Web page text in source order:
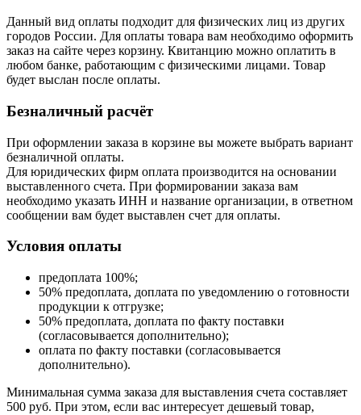
Данный вид оплаты подходит для физических лиц из других
городов России. Для оплаты товара вам необходимо оформить
заказ на сайте через корзину. Квитанцию можно оплатить в
любом банке, работающим с физическими лицами. Товар
будет выслан после оплаты.
Безналичный расчёт
При оформлении заказа в корзине вы можете выбрать вариант
безналичной оплаты.
Для юридических фирм оплата производится на основании
выставленного счета. При формировании заказа вам
необходимо указать ИНН и название организации, в ответном
сообщении вам будет выставлен счет для оплаты.
Условия оплаты
предоплата 100%;
50% предоплата, доплата по уведомлению о готовности
продукции к отгрузке;
50% предоплата, доплата по факту поставки
(согласовывается дополнительно);
оплата по факту поставки (согласовывается
дополнительно).
Минимальная сумма заказа для выставления счета составляет
500 руб. При этом, если вас интересует дешевый товар,